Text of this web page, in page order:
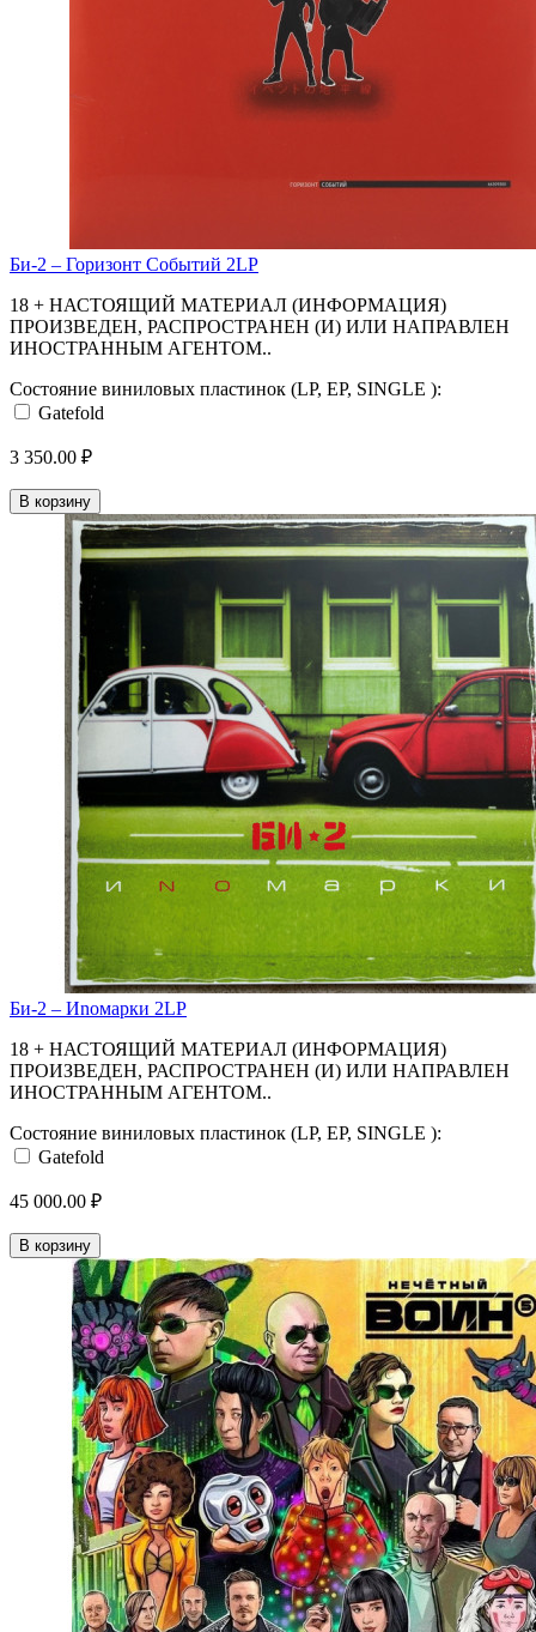
Би-2 ‎– Горизонт Событий 2LP
18 + НАСТОЯЩИЙ МАТЕРИАЛ (ИНФОРМАЦИЯ)
ПРОИЗВЕДЕН, РАСПРОСТРАНЕН (И) ИЛИ НАПРАВЛЕН
ИНОСТРАННЫМ АГЕНТОМ..
Состояние виниловых пластинок (LP, EP, SINGLE ):
Gatefold
3 350.00 ₽
В корзину
Би-2 ‎– Иnомарки 2LP
18 + НАСТОЯЩИЙ МАТЕРИАЛ (ИНФОРМАЦИЯ)
ПРОИЗВЕДЕН, РАСПРОСТРАНЕН (И) ИЛИ НАПРАВЛЕН
ИНОСТРАННЫМ АГЕНТОМ..
Состояние виниловых пластинок (LP, EP, SINGLE ):
Gatefold
45 000.00 ₽
В корзину